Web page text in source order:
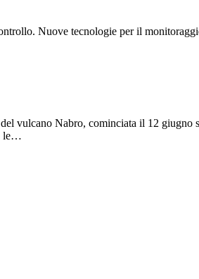
Nuove tecnologie per il
vulcano Nabro, cominciata il 12 giugno
le…